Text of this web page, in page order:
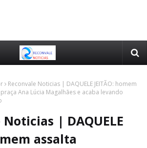
Reconvale Noticias | DAQUELE JEITÃO: homem
Ana Lúcia Magalhães e acaba levando
| DAQUELE
assalta